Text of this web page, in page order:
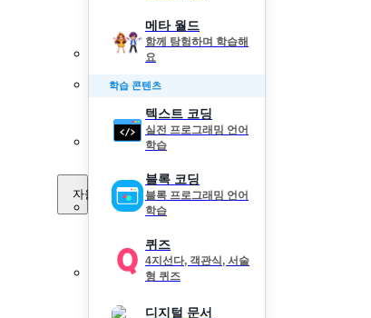
자율 학습
메타 월드
함께 탐험하며 학습해
요
학습 콘텐츠
텍스트 코딩
실전 프로그래밍 언어
학습
블록 코딩
블록 프로그래밍 언어
학습
퀴즈
4지선다, 객관식, 서술
형 퀴즈
디지털 문서